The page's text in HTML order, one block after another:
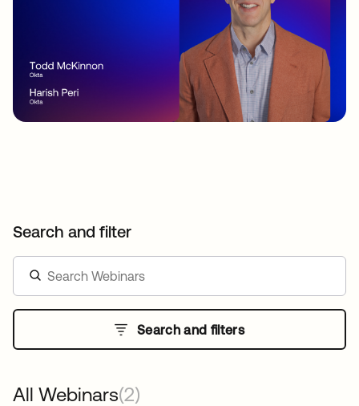
Search and filter
Search and filters
All Webinars(2)